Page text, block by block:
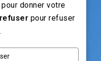
recruteurs
pour donner votre
pour refuser